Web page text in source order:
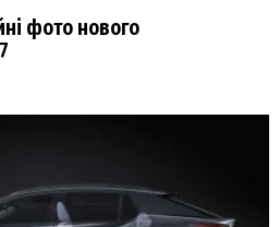
фото нового